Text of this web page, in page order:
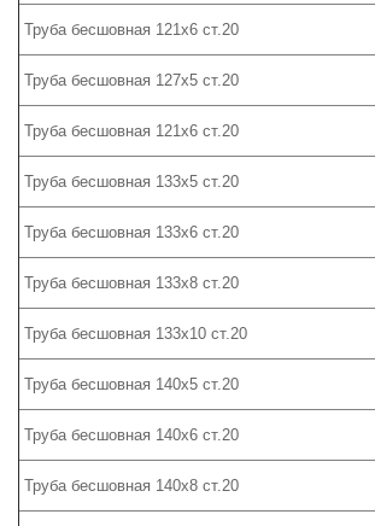
Труба бесшовная 121х6 ст.20
Труба бесшовная 127х5 ст.20
Труба бесшовная 121х6 ст.20
Труба бесшовная 133х5 ст.20
Труба бесшовная 133х6 ст.20
Труба бесшовная 133х8 ст.20
Труба бесшовная 133х10 ст.20
Труба бесшовная 140х5 ст.20
Труба бесшовная 140х6 ст.20
Труба бесшовная 140х8 ст.20